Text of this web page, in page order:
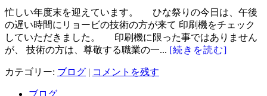
忙しい年度末を迎えています。 ひな祭りの今日は、午後
の遅い時間にリョービの技術の方が来て 印刷機をチェック
していただきました。 印刷機に限った事ではありません
が、 技術の方は、尊敬する職業の一... [続きを読む]
カテゴリー: ブログ | コメントを残す
ブログ